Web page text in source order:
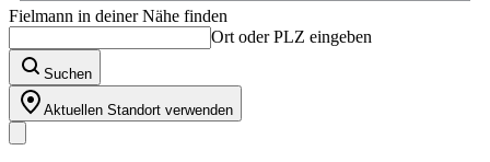
Fielmann in deiner Nähe finden
Ort oder PLZ eingeben
Suchen
Aktuellen Standort verwenden